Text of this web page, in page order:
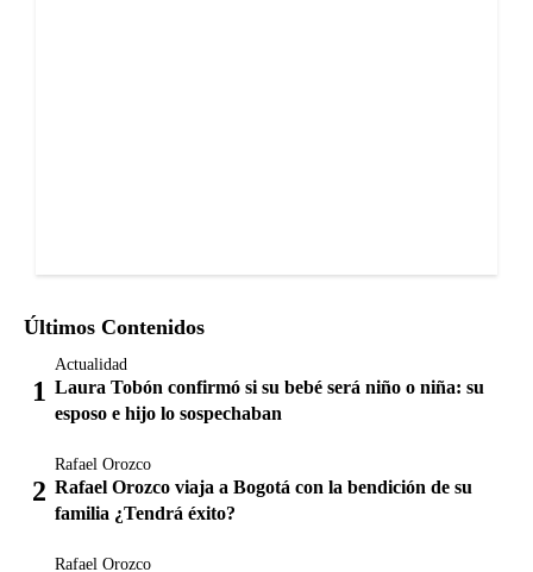
Últimos Contenidos
Actualidad
Laura Tobón confirmó si su bebé será niño o niña: su
esposo e hijo lo sospechaban
Rafael Orozco
Rafael Orozco viaja a Bogotá con la bendición de su
familia ¿Tendrá éxito?
Rafael Orozco